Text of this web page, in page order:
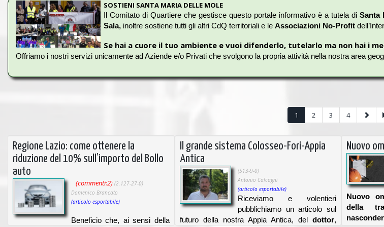
SOSTIENI SANTA MARIA DELLE MOLE
Il Comitato di Quartiere che gestisce questo portale informativo è a tutela diSanta
Sala, inoltre sostiene tutti gli altri CdQ territoriali e leAssociazioni No-Profit
Se hai a cuore il tuo ambiente e vuoi difenderlo, tutelarlo ma non hai i
Offriamo i nostri servizi unicamente ad Aziende e/o Privati che svolgono la propria attività nella nostra area
Diventa Socio Sostenitore del Comitato di Quartiere ed avrai il tuo spazio.
Sarà un'ottima vetrina per la tua azienda o punto vendita.
I banner pubblicitarisono ben visibili da qualsiasi dispositivo.
Per poter dare risalto alla tua attività commerciale, ciò che devi fare è molto semplice e veloce:Contattaci
1 2 3 4
Regione Lazio: come ottenere la
riduzione del 10% sull’importo del Bollo
auto
(commenti:2) (2.127-27-0)
Domenico Brancato
(articolo esportabile)
Beneficio che, ai sensi della
Il grande sistema Colosseo-Fori-Appia
Antica
(513-9-0)
Antonio Calcagni
(articolo esportabile)
Riceviamo e volentieri
pubblichiamo un articolo sul
futuro della nostra Appia Antica, deldottor,
Nuovo
Nuovo
della